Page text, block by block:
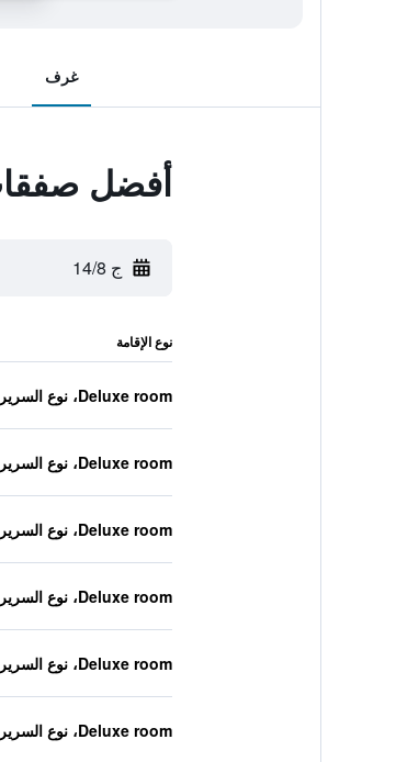
غرف
أفضل
ج 14/8
نوع الإقامة
Deluxe room، نوع السرير غير معروف
Deluxe room، نوع السرير غير معروف
Deluxe room، نوع السرير غير معروف
Deluxe room، نوع السرير غير معروف
Deluxe room، نوع السرير غير معروف
Deluxe room، نوع السرير غير معروف